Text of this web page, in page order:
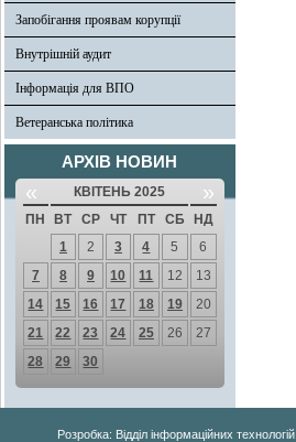
Запобігання проявам корупції
Внутрішній аудит
Інформація для ВПО
Ветеранська політика
АРХІВ НОВИН
« КВІТЕНЬ 2025 »
ПН ВТ СР ЧТ ПТ СБ
НД
1
2 3 4 5
6
7
8 9 10 11 12
13
14
15 16 17 18 19
20
21
22 23 24 25 26
27
28
29 30
Розробка: Відділ інформаційних технологій